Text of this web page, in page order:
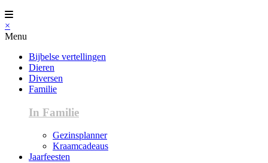
×
Menu
Bijbelse vertellingen
Dieren
Diversen
Familie
In Familie
Gezinsplanner
Kraamcadeaus
Jaarfeesten